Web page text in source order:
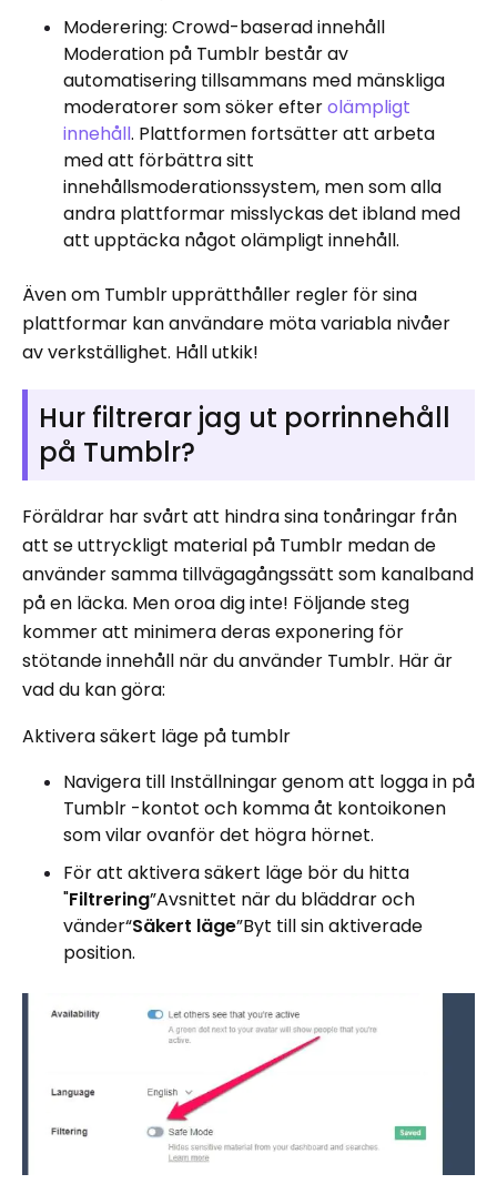
Moderering: Crowd-baserad innehåll
Moderation på Tumblr består av
automatisering tillsammans med mänskliga
moderatorer som söker efterolämpligt
innehåll. Plattformen fortsätter att arbeta
med att förbättra sitt
innehållsmoderationssystem, men som alla
andra plattformar misslyckas det ibland med
att upptäcka något olämpligt innehåll.
Även om Tumblr upprätthåller regler för sina
plattformar kan användare möta variabla nivåer
av verkställighet. Håll utkik!
Hur filtrerar jag ut porrinnehåll
på Tumblr?
Föräldrar har svårt att hindra sina tonåringar från
att se uttryckligt material på Tumblr medan de
använder samma tillvägagångssätt som kanalband
på en läcka. Men oroa dig inte! Följande steg
kommer att minimera deras exponering för
stötande innehåll när du använder Tumblr. Här är
vad du kan göra:
Aktivera säkert läge på tumblr
Navigera till Inställningar genom att logga in på
Tumblr -kontot och komma åt kontoikonen
som vilar ovanför det högra hörnet.
För att aktivera säkert läge bör du hitta
"Filtrering”Avsnittet när du bläddrar och
vänder“Säkert läge”Byt till sin aktiverade
position.